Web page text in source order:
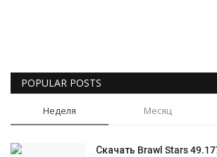
POPULAR POSTS
Неделя Месяц
Скачать Brawl Stars